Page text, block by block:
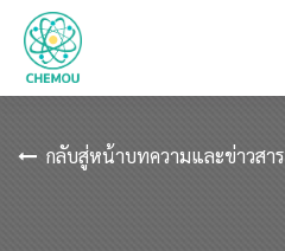
กลับสู่หน้าบทความและข่าวสาร